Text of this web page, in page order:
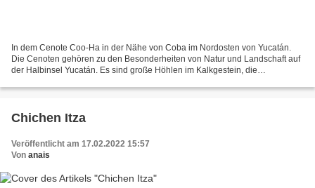
In dem Cenote Coo-Ha in der Nähe von Coba im Nordosten von Yucatán.
Die Cenoten gehören zu den Besonderheiten von Natur und Landschaft auf
der Halbinsel Yucatán. Es sind große Höhlen im Kalkgestein, die
Chichen Itza
Veröffentlicht am 17.02.2022 15:57
Von anais